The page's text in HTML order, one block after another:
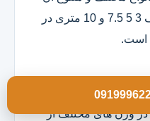
در مغازه موجود باشد.انواع مختلف 3 5 7.5 و 10 متری در
است.
چوبی تمام لاستیکی
در وزن های مختلف از